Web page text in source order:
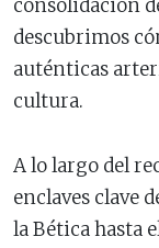
consolidación
descubrimos
auténticas
cultura.
A lo largo del
enclaves clave
la Bética hasta